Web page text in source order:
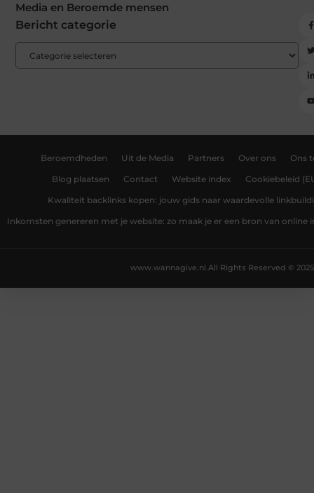
Media en Beroemde mensen
Bericht categorie
Beroemdheden Uit de Media Partners Over ons Ons
Blog plaatsen Contact Website index Cookiebeleid
Kwaliteit backlinks kopen: jouw gids naar waardevolle
Inkomsten genereren met je website: zo maak je er een bron van online
All Rights Reserved © 2025
www.wannagive.nl.